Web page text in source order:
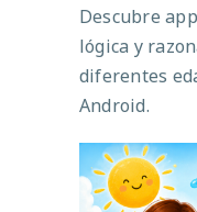
Descubre
lógica y
diferentes
Android.